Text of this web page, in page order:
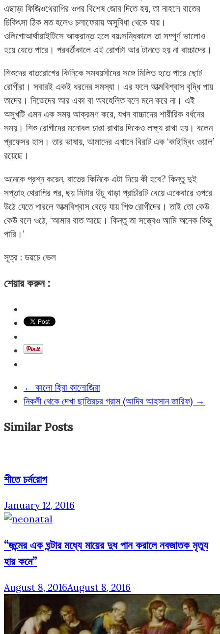
এছাড়া ফিজিওথেরাপির ওপর বিশেষ জোর দিতে হয়, তা নাহলে বাতের
চিকিৎসা ঠিক মত হলেও চলাফেরায় অসুবিধা থেকে যায়।
ওলিগোআর্থারাইটিসে আক্রান্ত হলে বয়ঃসন্ধিকালে তা সম্পূর্ণ ভালোও
হয়ে যেতে পারে। পরবর্তীকালে এই রোগটা আর টানতে হয় না বাচ্চাদের।
শিশুদের বাতরোগের কিনিকে সমবয়সীদের সঙ্গে মিলিত হতে পারে ছোট
রোগীরা। সবারই একই ধরনের সমস্যা। এর ফলে আত্মবিশ্বাস বৃদ্ধি পায়
তাদের। নিজেদের আর একা বা অবহেলিত বলে মনে করে না। এই
অসুখটি এমন এক সময় আক্রমণ করে, যখন বাচ্চাদের শারীরিক বর্ধনের
সময়। শিশু রোগীদের মনোবল চাঙা রাখার দিকেও লক্ষ্য রাখা হয়। বলেন
প্রফেসর হাস। তার ভাষায়, আমাদের এখানে বিরাট এক ‘কাইম্বিং ওয়াল’
রয়েছে।
অনেকে প্রশ্ন করেন, বাতের কিনিকে এটা দিয়ে কী হবে? কিন্তু দুই
সপ্তাহ থেরাপির পর, ছয় মিটার উঁচু খাড়া প্রাচীরটি বেয়ে একেবারে ওপরে
উঠে যেতে পারলে আত্মবিশ্বাস বেড়ে যায় শিশু রোগীদের। তাই তো কেউ
কেউ বলে ওঠে, ‘আমার বাত আছে। কিন্তু তা সত্ত্বেও আমি অনেক কিছু
পারি।’
সূত্র : ডয়চে ভেল
শেয়ার করুন :
← কালো হিরা কালোজিরা
নিকলী থেকে দেখা ছাতিরচর গ্রাম (আদিব আহসান জারিফ) →
Similar Posts
শীতে চর্মরোগ
January 12, 2016
“জন্মের এক ঘন্টার মধ্যে মায়ের দুধ পান করালে নবজাতক মৃত্যু
হার কমে”
August 8, 2016August 8, 2016